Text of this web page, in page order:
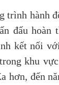
trình hành
đấu hoàn
kết nối
khu
hơn, đến